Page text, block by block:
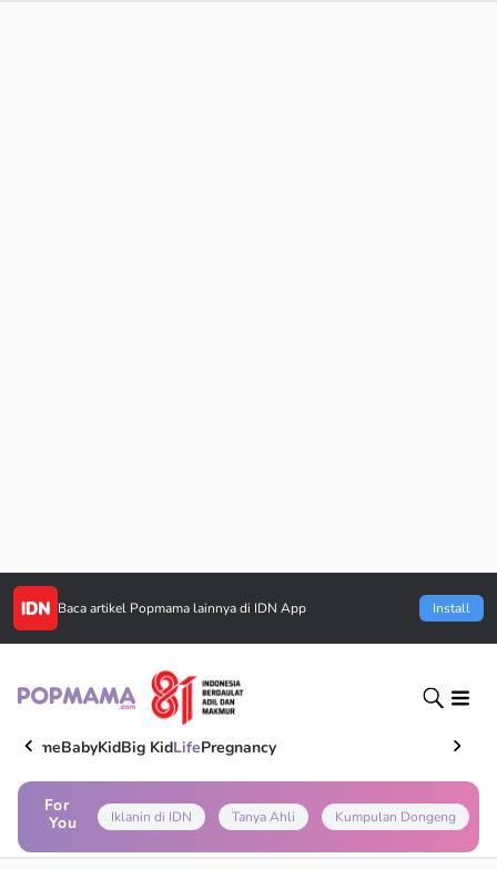
Baca artikel Popmama lainnya di IDN App Install
HomeBabyKidBig KidLifePregnancy
For
You
Iklanin di IDN Tanya Ahli Kumpulan Dongeng